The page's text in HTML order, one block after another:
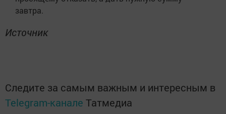
завтра.
Источник
Следите за самым важным и интересным в
Telegram-канале Татмедиа